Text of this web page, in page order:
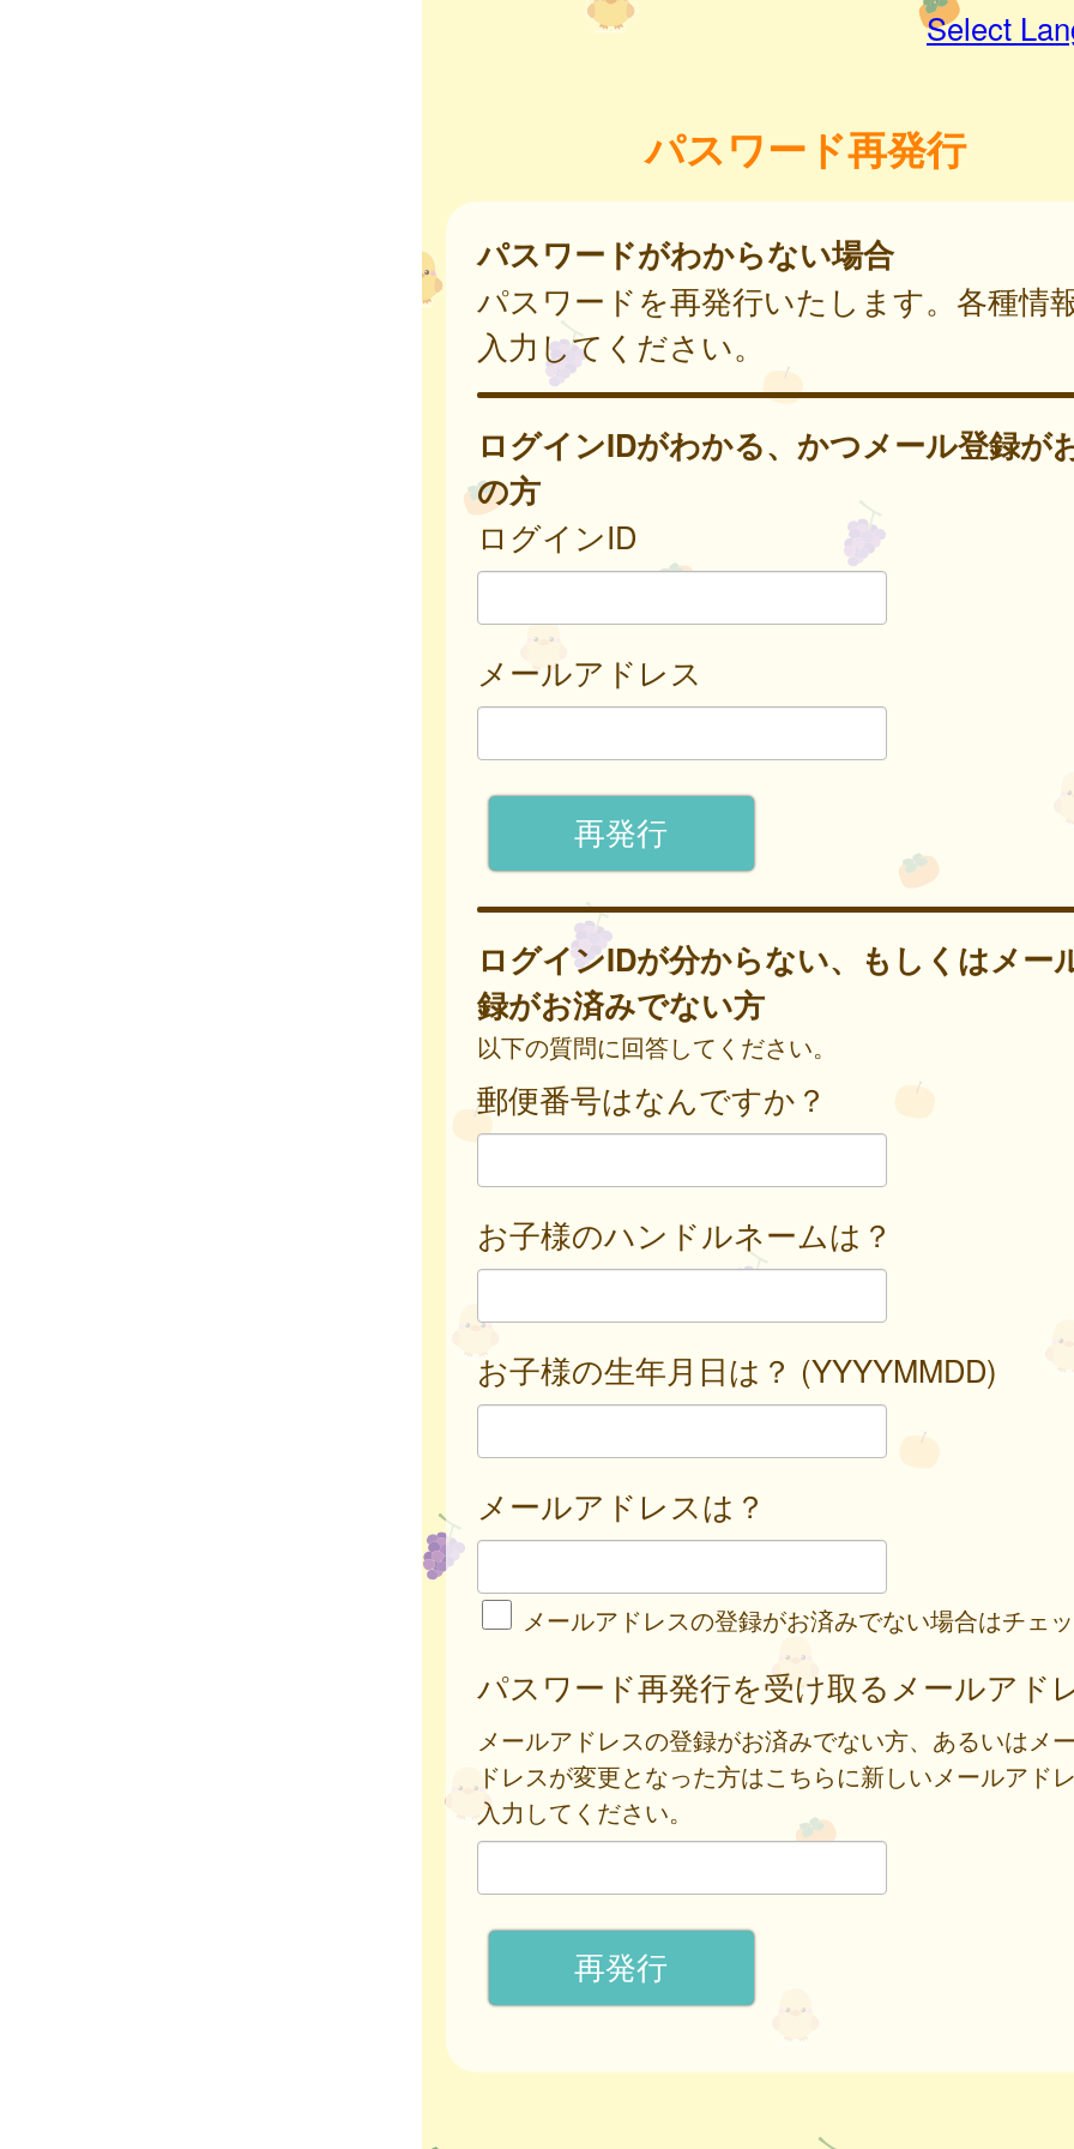
Select
パスワード再発行
パスワードがわからない場合
パスワードを再発行いたします。各種情
入力してください。
ログインIDがわかる、かつメール登録が
の方
ログインID
メールアドレス
ログインIDが分からない、もしくはメー
録がお済みでない方
以下の質問に回答してください。
郵便番号はなんですか？
お子様のハンドルネームは？
お子様の生年月日は？ (YYYYMMDD)
メールアドレスは？
メールアドレスの登録がお済みでない場合はチェ
パスワード再発行を受け取るメールアド
メールアドレスの登録がお済みでない方、あるいはメ
ドレスが変更となった方はこちらに新しいメールアド
入力してください。